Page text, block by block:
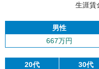
生涯賃
男性
667万円
20代 30代